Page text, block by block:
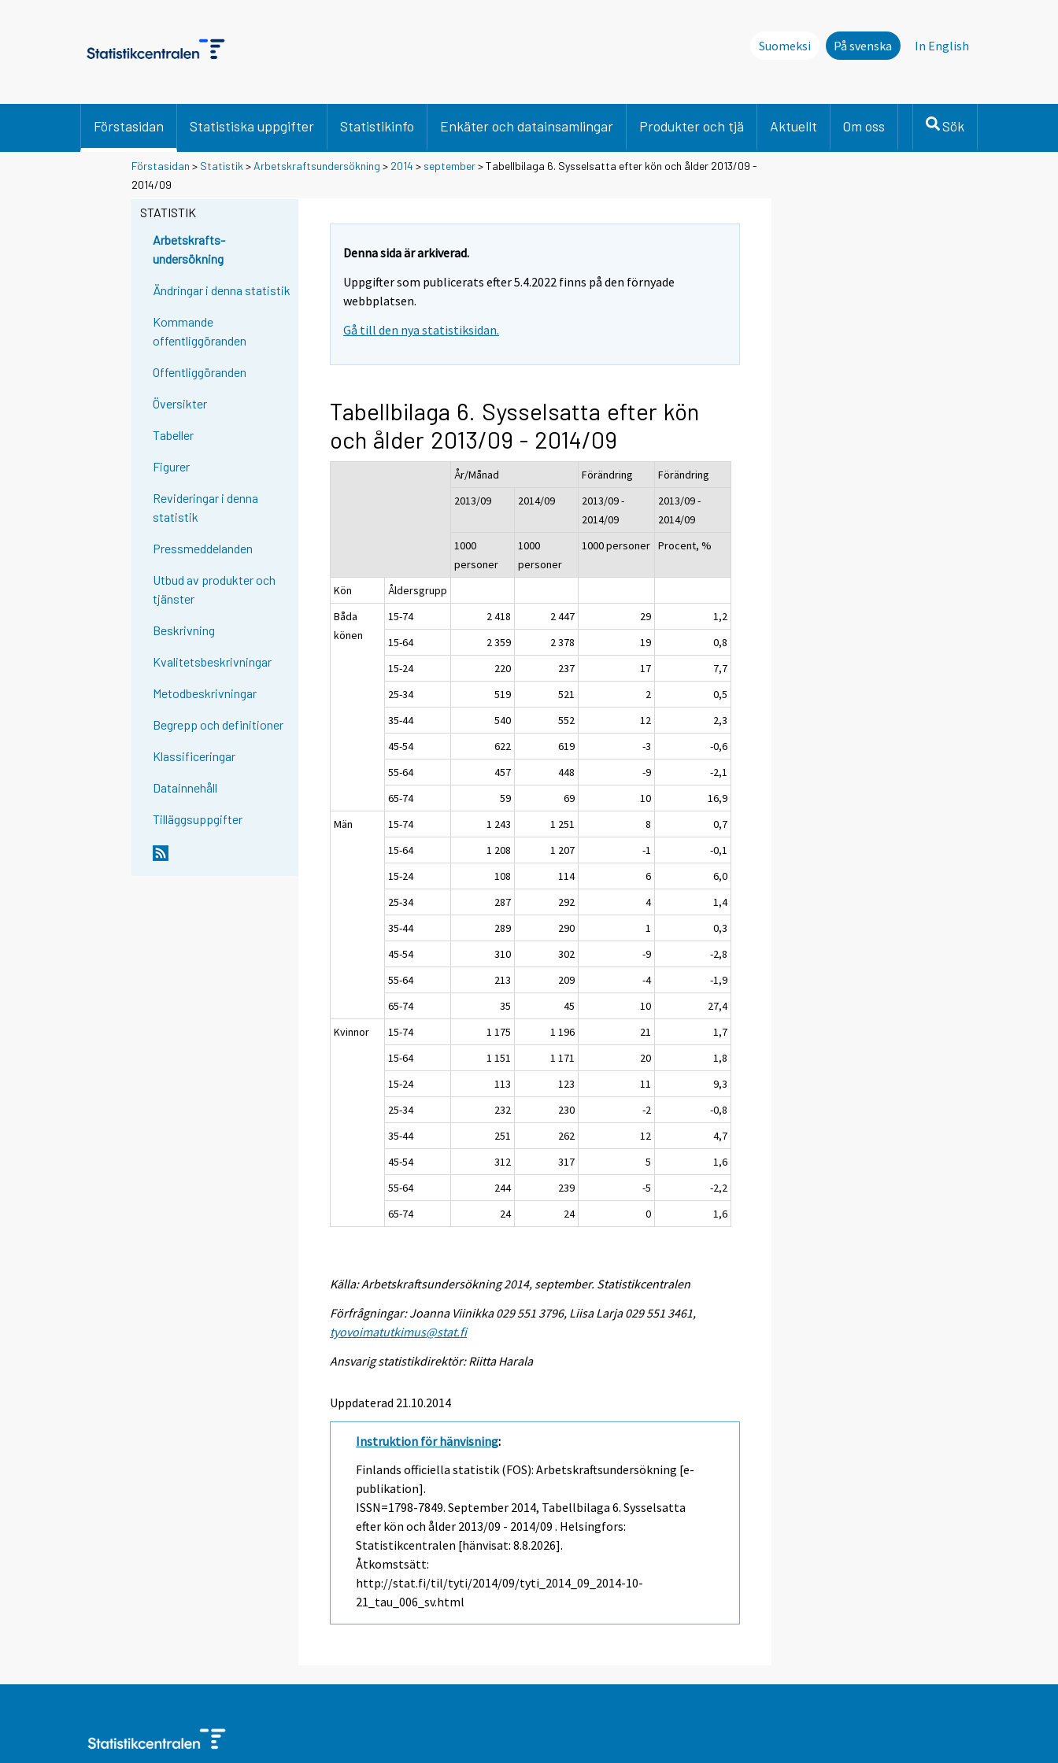
Suomeksi På svenska In English
Förstasidan Statistiska uppgifter Statistikinfo Enkäter och datainsamlingar Produkter och tjä Aktuellt Om oss Sök
Förstasidan > Statistik > Arbetskraftsundersökning > 2014 > september> Tabellbilaga 6. Sysselsatta efter kön och ålder 2013/09 -
2014/09
STATISTIK
Arbetskrafts-
undersökning
Ändringar i denna statistik
Kommande
offentliggöranden
Offentliggöranden
Översikter
Tabeller
Figurer
Revideringar i denna
statistik
Pressmeddelanden
Utbud av produkter och
tjänster
Beskrivning
Kvalitetsbeskrivningar
Metodbeskrivningar
Begrepp och definitioner
Klassificeringar
Datainnehåll
Tilläggsuppgifter
Denna sida är arkiverad.
Uppgifter som publicerats efter 5.4.2022 finns på den förnyade
webbplatsen.
Gå till den nya statistiksidan.
Tabellbilaga 6. Sysselsatta efter kön
och ålder 2013/09 - 2014/09
År/Månad Förändring
Förändring
2013/09
2014/09
2013/09 -
2014/09
2013/09 -
2014/09
1000
personer
1000
personer
1000 personer Procent, %
Kön
Åldersgrupp
Båda
könen
15-74 2 418 2 447 29
1,2
15-64
2 359 2 378 19
0,8
15-24
220 237 17
7,7
25-34
519 521 2
0,5
35-44
540 552 12
2,3
45-54
622 619 -3
-0,6
55-64
457 448 -9
-2,1
65-74
59 69 10
16,9
Män
15-74 1 243 1 251 8
0,7
15-64
1 208 1 207 -1
-0,1
15-24
108 114 6
6,0
25-34
287 292 4
1,4
35-44
289 290 1
0,3
45-54
310 302 -9
-2,8
55-64
213 209 -4
-1,9
65-74
35 45 10
27,4
Kvinnor
15-74 1 175 1 196 21
1,7
15-64
1 151 1 171 20
1,8
15-24
113 123 11
9,3
25-34
232 230 -2
-0,8
35-44
251 262 12
4,7
45-54
312 317 5
1,6
55-64
244 239 -5
-2,2
65-74
24 24 0 1,6
Källa: Arbetskraftsundersökning 2014, september. Statistikcentralen
Förfrågningar: Joanna Viinikka 029 551 3796, Liisa Larja 029 551 3461,
tyovoimatutkimus@stat.fi
Ansvarig statistikdirektör: Riitta Harala
Uppdaterad 21.10.2014
Instruktion för hänvisning:
Finlands officiella statistik (FOS): Arbetskraftsundersökning [e-
publikation].
ISSN=1798-7849.September 2014, Tabellbilaga 6. Sysselsatta
efter kön och ålder 2013/09 - 2014/09 . Helsingfors:
Statistikcentralen [hänvisat: 8.8.2026].
Åtkomstsätt:
http://stat.fi/til/tyti/2014/09/tyti_2014_09_2014-10-
21_tau_006_sv.html